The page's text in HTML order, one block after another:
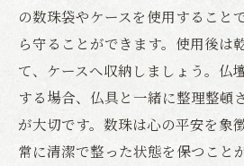
の数珠袋やケースを使用すること
ら守ることができます。使用後は
て、ケースへ収納しましょう。仏
する場合、仏具と一緒に整理整頓
が大切です。数珠は心の平安を象
常に清潔で整った状態を保つこと